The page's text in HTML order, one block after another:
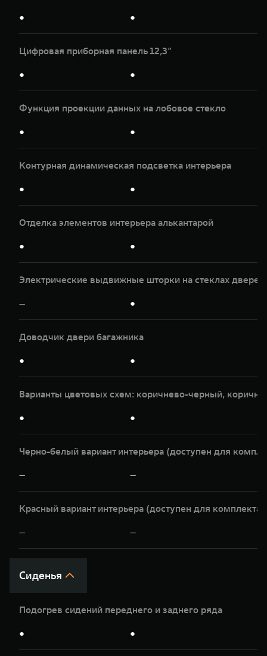
● ●
Цифровая приборная панель 12,3”
● ●
Функция проекции данных на лобовое стекло
● ●
Контурная динамическая подсветка интерьера
● ●
Отделка элементов интерьера алькантарой
● ●
Электрические выдвижные шторки на стеклах
— ●
Доводчик двери багажника
● ●
Варианты цветовых схем: коричнево-черный,
● ●
Черно-белый вариант интерьера (доступен для
— —
Красный вариант интерьера (доступен для
— —
Сиденья
Подогрев сидений переднего и заднего ряда
● ●